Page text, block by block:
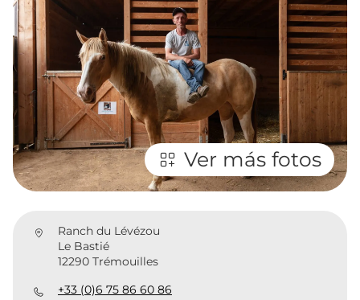
Ver más fotos
Ranch du Lévézou
Le Bastié
12290 Trémouilles
+33 (0)6 75 86 60 86